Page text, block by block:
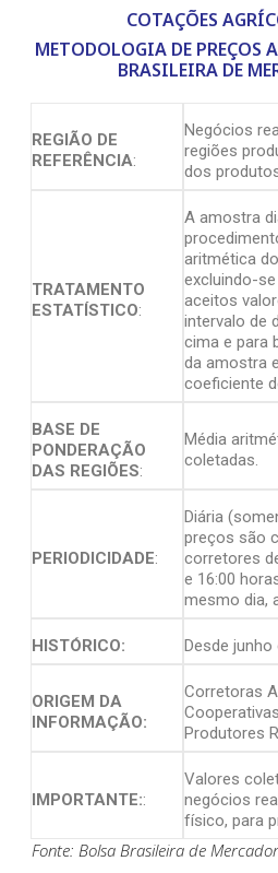
COTAÇÕES
METODOLOGIA DE PREÇOS
BRASILEIRA DE
REGIÃO DE
REFERÊNCIA:
Negócios
regiões
dos
TRATAMENTO
ESTATÍSTICO:
A amostra
aritmética
excluindo-
aceitos
intervalo de
cima e para
da amostra
coeficiente
BASE DE
PONDERAÇÃO
DAS REGIÕES:
Média
coletadas.
PERIODICIDADE:
Diária
preços são
corretores
e 16:00
mesmo dia,
HISTÓRICO: Desde junho
ORIGEM DA
INFORMAÇÃO:
Corretoras
Produtores
IMPORTANTE::
Valores
negócios
físico, para
Fonte: Bolsa Brasileira de